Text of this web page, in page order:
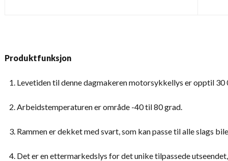
Produktfunksjon
Levetiden til denne dagmakeren motorsykkellys er opptil 30
Arbeidstemperaturen er område -40 til 80 grad.
Rammen er dekket med svart, som kan passe til alle slags
Det er en ettermarkedslys for det unike tilpassede